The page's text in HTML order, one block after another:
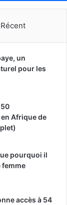
Récent
un
pour les
Afrique de
pourquoi il
femme
accès à 54